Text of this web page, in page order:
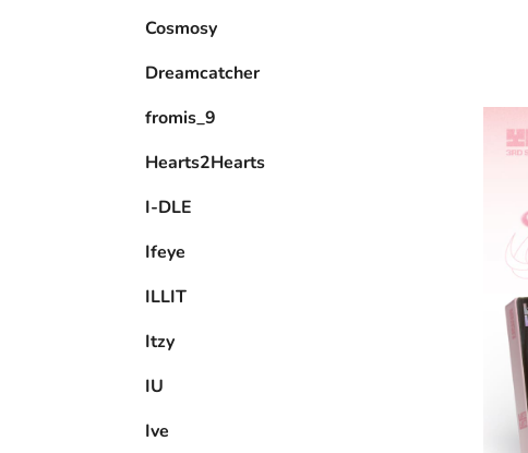
Cosmosy
Dreamcatcher
fromis_9
Hearts2Hearts
I-DLE
Ifeye
ILLIT
Itzy
IU
Ive